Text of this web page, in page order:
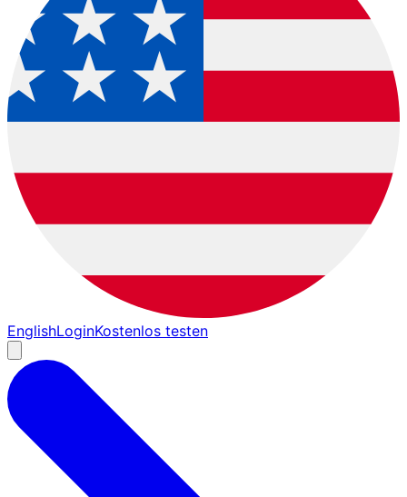
EnglishLoginKostenlos testen